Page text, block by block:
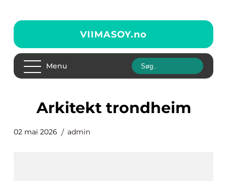
VIIMASOY.no
Menu
arkitekt trondheim
02 mai 2026 admin